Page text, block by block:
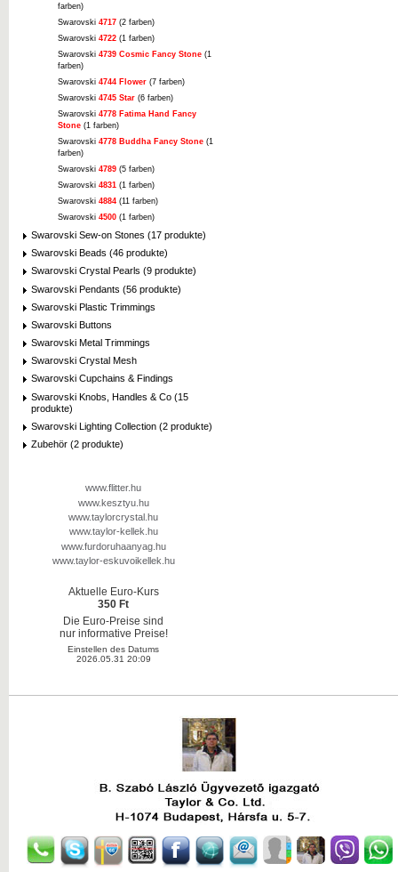
farben)
Swarovski 4717 (2 farben)
Swarovski 4722 (1 farben)
Swarovski 4739 Cosmic Fancy Stone (1
farben)
Swarovski 4744 Flower (7 farben)
Swarovski 4745 Star (6 farben)
Swarovski 4778 Fatima Hand Fancy
Stone (1 farben)
Swarovski 4778 Buddha Fancy Stone (1
farben)
Swarovski 4789 (5 farben)
Swarovski 4831 (1 farben)
Swarovski 4884 (11 farben)
Swarovski 4500 (1 farben)
Swarovski Sew-on Stones (17 produkte)
Swarovski Beads (46 produkte)
Swarovski Crystal Pearls (9 produkte)
Swarovski Pendants (56 produkte)
Swarovski Plastic Trimmings
Swarovski Buttons
Swarovski Metal Trimmings
Swarovski Crystal Mesh
Swarovski Cupchains & Findings
Swarovski Knobs, Handles & Co (15
produkte)
Swarovski Lighting Collection (2 produkte)
Zubehör (2 produkte)
www.flitter.hu
www.kesztyu.hu
www.taylorcrystal.hu
www.taylor-kellek.hu
www.furdoruhaanyag.hu
www.taylor-eskuvoikellek.hu
Aktuelle Euro-Kurs
350 Ft
Die Euro-Preise sind
nur informative Preise!
Einstellen des Datums
2026.05.31 20:09